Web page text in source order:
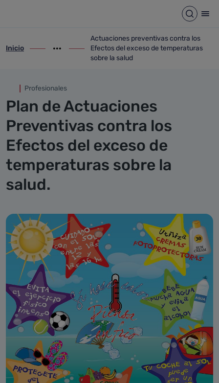
Actuaciones preventivas Abrir
ir-a inicio
Inicio
Mostrar opciones del camino de migas
ir-a Actuaciones preventivas contra los
Actuaciones preventivas contra los
Efectos del exceso de temperaturas
sobre la salud
Profesionales
Plan de Actuaciones
Preventivas contra los
Efectos del exceso de
temperaturas sobre la
salud.